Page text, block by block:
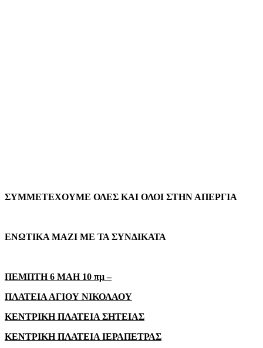
ΣΥΜΜΕΤΕΧΟΥΜΕ ΟΛΕΣ ΚΑΙ ΟΛΟΙ ΣΤΗΝ ΑΠΕΡΓΙΑ
ΕΝΩΤΙΚΑ ΜΑΖΙ ΜΕ ΤΑ ΣΥΝΔΙΚΑΤΑ
ΠΕΜΠΤΗ 6 ΜΑΗ 10 πμ –
ΠΛΑΤΕΙΑ ΑΓΙΟΥ ΝΙΚΟΛΑΟΥ
ΚΕΝΤΡΙΚΗ ΠΛΑΤΕΙΑ ΣΗΤΕΙΑΣ
ΚΕΝΤΡΙΚΗ ΠΛΑΤΕΙΑ ΙΕΡΑΠΕΤΡΑΣ